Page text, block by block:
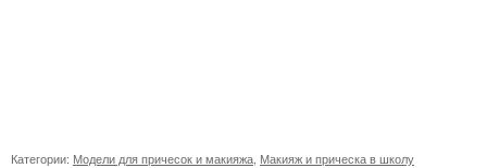
Категории: Модели для причесок и макияжа Макияж и прическа в школу